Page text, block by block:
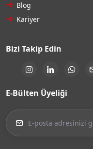
Blog
Kariyer
Bizi Takip Edin
E-Bülten Üyeliği